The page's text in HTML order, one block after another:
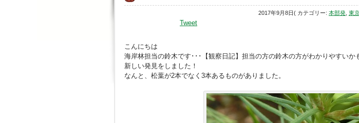
2017年9月8日( カテゴリー: 本部発 東
Tweet
こんにちは
海岸林担当の鈴木です･･･【観察日記】担当の方の鈴木の方がわかりやすいか
新しい発見をしました！
なんと、松葉が2本でなく3本あるものがありました。